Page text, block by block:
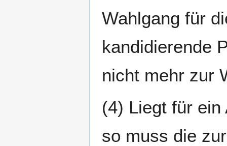
Wahlgang für
kandidierende
nicht mehr zur
(4) Liegt für
so muss die